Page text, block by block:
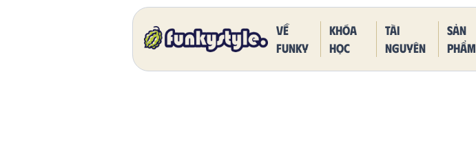
Về
funky
Khóa
học
Tài
nguyên
Sản
phẩm
Home Our Products DK 5011 One Piece Kaido Blue Dragon Form